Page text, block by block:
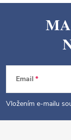
p
e
Email
Vložením e-mailu